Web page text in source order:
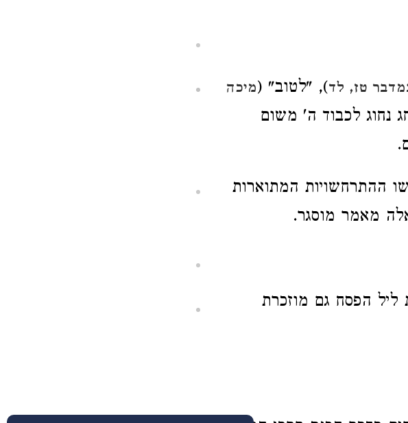
טז, לד), "לטוב" (מיכה
נחוג לכבוד ה' משום
ההתרחשויות המתוארות
מאמר מוסגר.
ליל הפסח גם מוזכרת